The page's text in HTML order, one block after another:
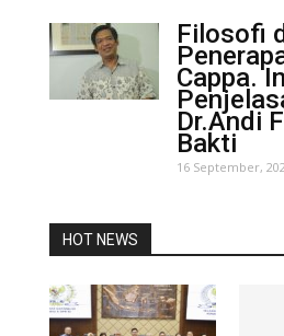
Filosofi
Cappa.
Dr.Andi
Bakti
16 September,
HOT NEWS